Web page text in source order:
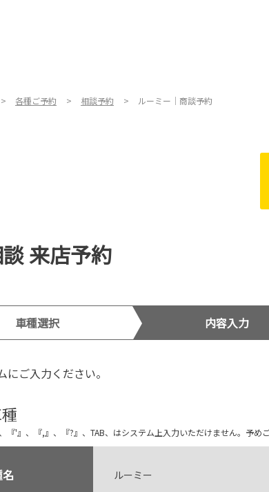
各種ご予約 相談予約 ルーミー｜商談予約
来店予約
車種選択 内容入力
にご入力ください。
『'』、『,』、『?』、TAB、はシステム上入力いただけません。予めご
ルーミー